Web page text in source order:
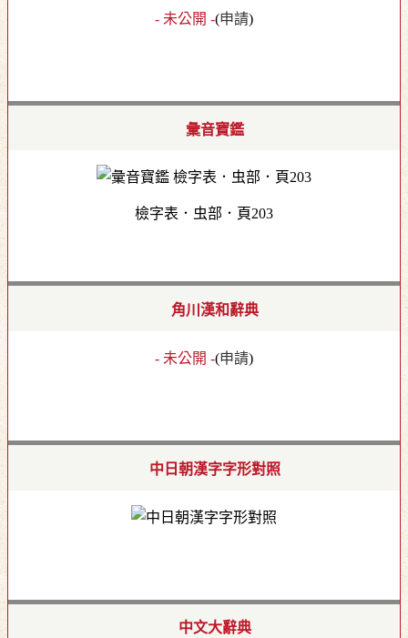
- 未公開 -(申請)
彙音寶鑑
檢字表．虫部．頁203
角川漢和辭典
- 未公開 -(申請)
中日朝漢字字形對照
中文大辭典